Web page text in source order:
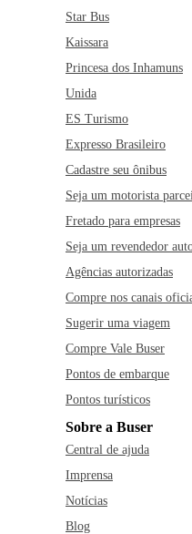
Star Bus
Kaissara
Princesa dos Inhamuns
Unida
ES Turismo
Expresso Brasileiro
Cadastre seu ônibus
Seja um motorista
Fretado para empresas
Seja um revendedor
Agências autorizadas
Compre nos canais
Sugerir uma viagem
Compre Vale Buser
Pontos de embarque
Pontos turísticos
Sobre a Buser
Central de ajuda
Imprensa
Notícias
Blog